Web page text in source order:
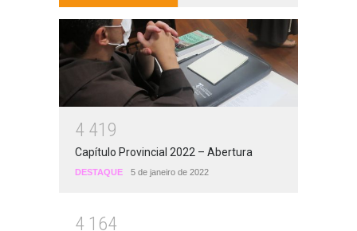
4 41 9
Capítulo Provincial 2022 – Abertura
DESTAQUE 5 de janeiro de 2022
4 1 64